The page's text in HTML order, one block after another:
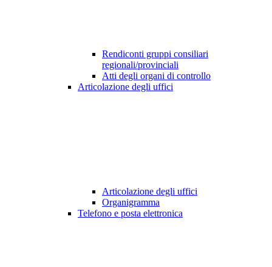
Rendiconti gruppi consiliari
regionali/provinciali
Atti degli organi di controllo
Articolazione degli uffici
Articolazione degli uffici
Organigramma
Telefono e posta elettronica